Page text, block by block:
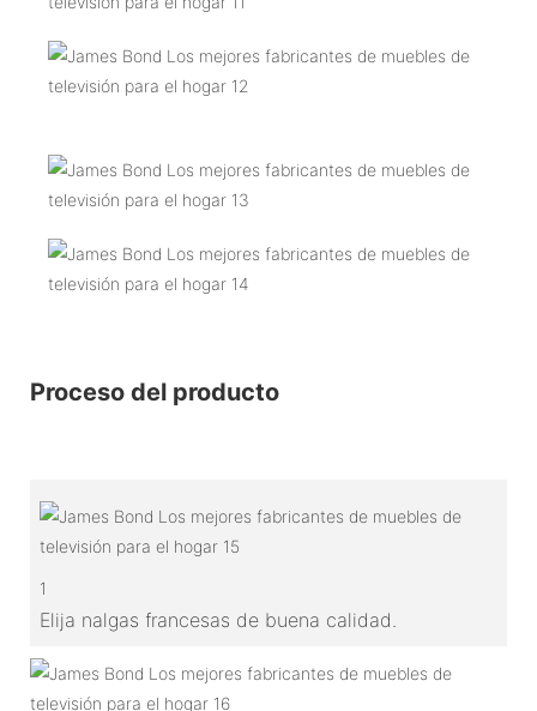
Proceso del producto
1
Elija nalgas francesas de buena calidad.